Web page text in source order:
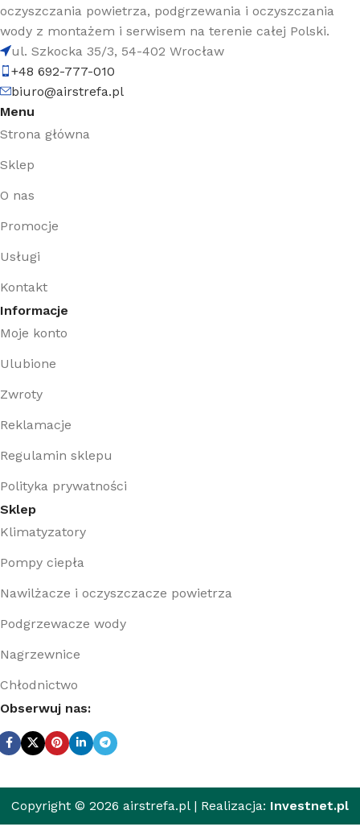
oczyszczania powietrza, podgrzewania i oczyszczania
wody z montażem i serwisem na terenie całej Polski.
ul. Szkocka 35/3, 54-402 Wrocław
+48 692-777-010
biuro@airstrefa.pl
Menu
Strona główna
Sklep
O nas
Promocje
Usługi
Kontakt
Informacje
Moje konto
Ulubione
Zwroty
Reklamacje
Regulamin sklepu
Polityka prywatności
Sklep
Klimatyzatory
Pompy ciepła
Nawilżacze i oczyszczacze powietrza
Podgrzewacze wody
Nagrzewnice
Chłodnictwo
Obserwuj nas:
Copyright © 2026 airstrefa.pl | Realizacja: Investnet.pl
Wkład